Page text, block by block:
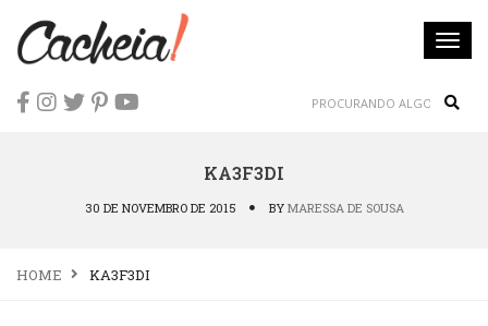
KA3F3DI
30 DE NOVEMBRO DE 2015 BY MARESSA DE SOUSA
HOME KA3F3DI